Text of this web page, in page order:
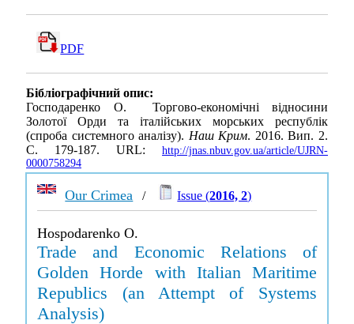
PDF
Бібліографічний опис:
Господаренко О. Торгово-економічні відносини
Золотої Орди та італійських морських республік
(спроба системного аналізу). Наш Крим. 2016. Вип. 2.
С. 179-187. URL: http://jnas.nbuv.gov.ua/article/UJRN-
0000758294
Our Crimea / Issue (2016, 2)
Hospodarenko O.
Trade and Economic Relations of
Golden Horde with Italian Maritime
Republics (an Attempt of Systems
Analysis)